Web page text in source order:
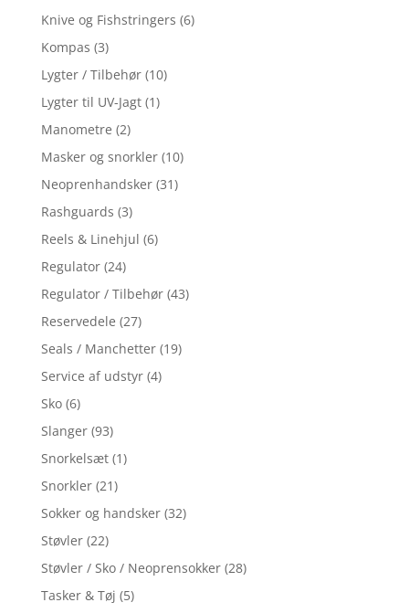
Knive og Fishstringers (6)
Kompas (3)
Lygter / Tilbehør (10)
Lygter til UV-Jagt (1)
Manometre (2)
Masker og snorkler (10)
Neoprenhandsker (31)
Rashguards (3)
Reels & Linehjul (6)
Regulator (24)
Regulator / Tilbehør (43)
Reservedele (27)
Seals / Manchetter (19)
Service af udstyr (4)
Sko (6)
Slanger (93)
Snorkelsæt (1)
Snorkler (21)
Sokker og handsker (32)
Støvler (22)
Støvler / Sko / Neoprensokker (28)
Tasker & Tøj (5)